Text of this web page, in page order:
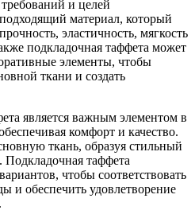
и целей
материал, который
эластичность, мягкость
подкладочная таффета может
элементы, чтобы
ткани и создать
является важным элементом в
комфорт и качество.
ткань, образуя стильный
таффета
чтобы соответствовать
и обеспечить удовлетворение